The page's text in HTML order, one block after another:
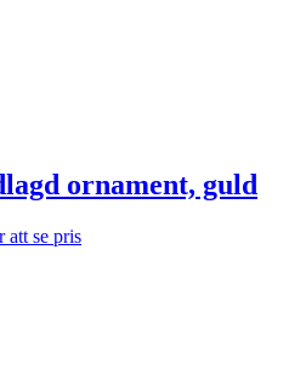
ornament, guld
att se pris